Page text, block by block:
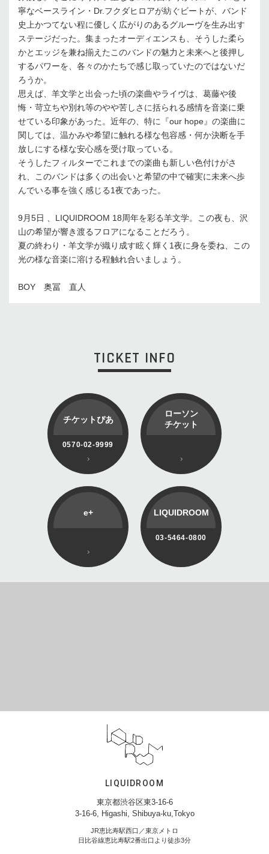
寧なベースライン・Dr.フクダヒロアが紡ぐビートが、バンド
史上かつてない程に優しく広がりのあるグルーヴを生み出す
ステージだった。集まったオーディエンスも、そうした柔ら
かとエッジを兼ね揃えたこのバンドの魅力と未来へと後押し
するパワーを、各々のかたちで感じ取っていたのではないだ
ろうか。
思えば、羊文学と出会った頃の楽曲やライヴは、葛藤や後
悔・苛立ちや別れ等のやや苦しさに括られる感情を音楽に乗
せている印象があった。近年の、特に『our hope』の楽曲に
関しては、温かみや希望に触れる様な包容感・何か決断を手
放しにする様な安心感を受け取っている。
そうしたフィルターでこれまでの楽曲も新しい色付けがさ
れ、このバンドは多くの出会いと希望の中で確実に未来へ歩
んでいる事を強く感じる1夜であった。
9月5日 、LIQUIDROOM 18周年を彩る羊文学。この夜も、沢
山の希望が響き渡るフロアになることだろう。
夏の終わり・羊文学が織り成す眩く輝く1夜に身を委ね、この
光の様な音楽に溶ける程触れ合いましょう。
BOY 奥冨 直人
TICKET INFO
チケットぴあ
0570-02-9999
ローソン
チケット
e+ LIQUIDROOM
03-5464-0800
LIQUIDROOM
東京都渋谷区東3-16-6
3-16-6, Higashi, Shibuya-ku,Tokyo
JR恵比寿駅西口／東京メトロ
日比谷線恵比寿駅2番出口より徒歩3分